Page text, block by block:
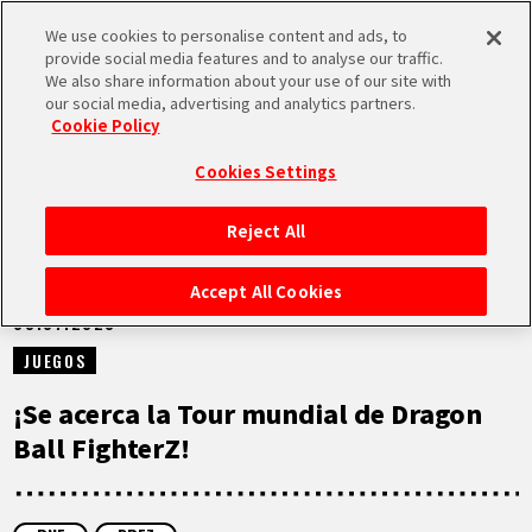
MEN
INICIO
NOTICIAS
LO MÁS DESTACADO
VÍDEOS
NOTICIAS
03.07.2023
JUEGOS
¡Se acerca la Tour mundial de Dragon
Ball FighterZ!
We use cookies to personalise content and ads, to
provide social media features and to analyse our traffic.
We also share information about your use of our site with
our social media, advertising and analytics partners.
Cookie Policy
Cookies Settings
Reject All
Accept All Cookies